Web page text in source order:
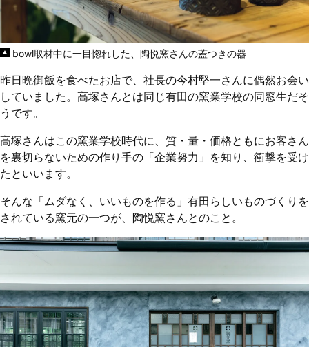
bowl取材中に一目惚れした、陶悦窯さんの蓋つきの器
昨日晩御飯を食べたお店で、社長の今村堅一さんに偶然お会い
していました。高塚さんとは同じ有田の窯業学校の同窓生だそ
うです。
高塚さんはこの窯業学校時代に、質・量・価格ともにお客さん
を裏切らないための作り手の「企業努力」を知り、衝撃を受け
たといいます。
そんな「ムダなく、いいものを作る」有田らしいものづくりを
されている窯元の一つが、陶悦窯さんとのこと。